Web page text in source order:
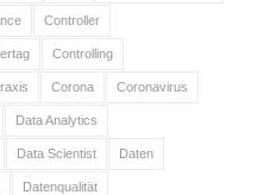
Controller
Controlling
Corona Coronavirus
Data Analytics
Data Scientist Daten
Datenqualität